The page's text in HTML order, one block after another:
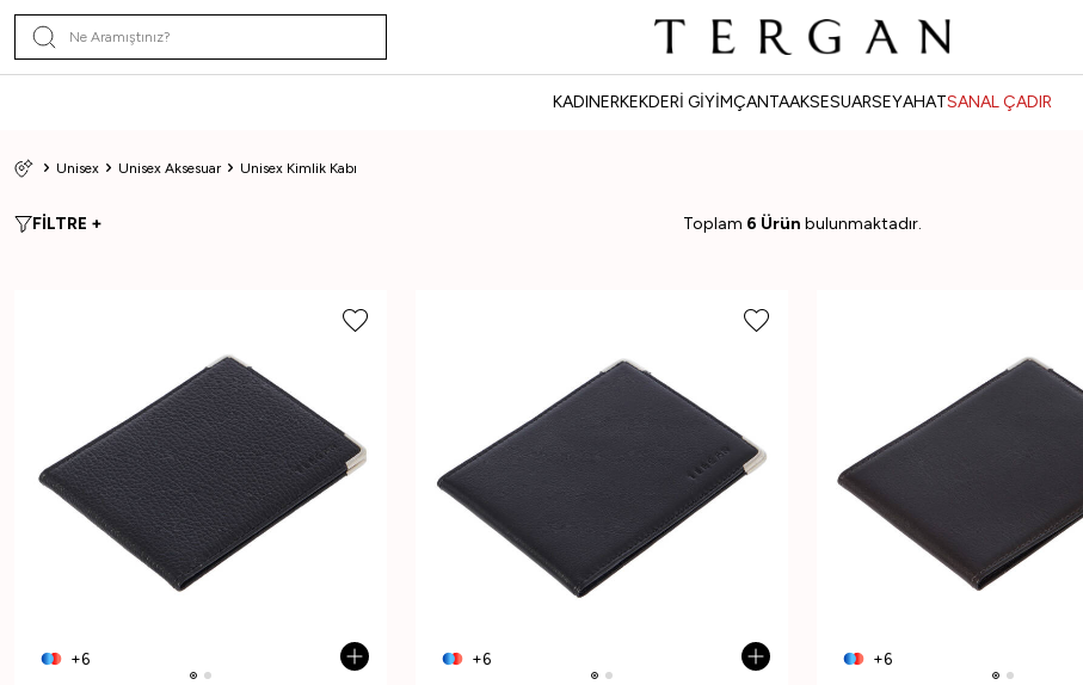
KADINERKEKDERİ GİYİMÇANTAAKSESUARSEYAHATSANAL ÇADIR
Unisex Unisex Aksesuar Unisex Kimlik Kabı
Toplam 6 Ürün bulunmaktadır.
FİLTRE +
+6 +6 +6